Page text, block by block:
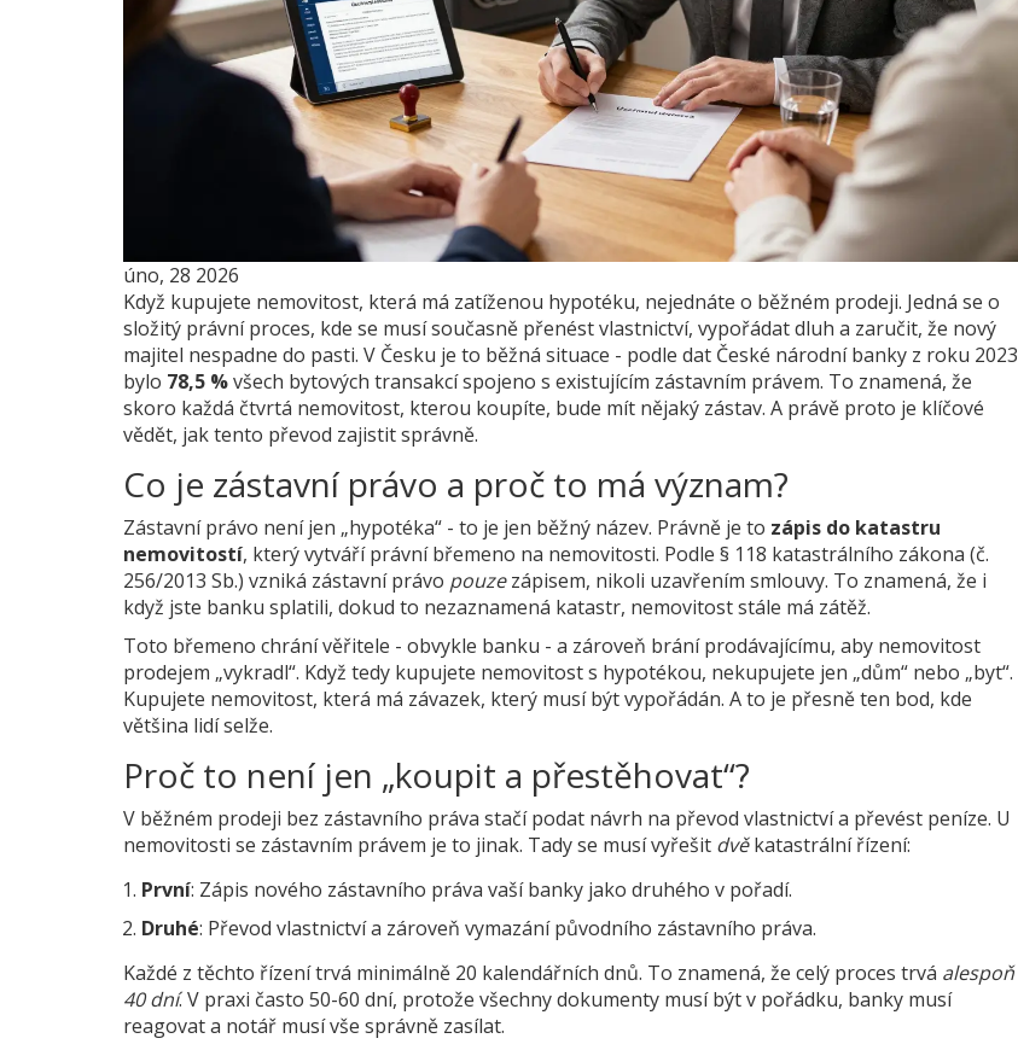
úno, 28 2026
Když kupujete nemovitost, která má zatíženou hypotéku, nejednáte o běžném prodeji. Jedná se o
složitý právní proces, kde se musí současně přenést vlastnictví, vypořádat dluh a zaručit, že nový
majitel nespadne do pasti. V Česku je to běžná situace - podle dat České národní banky z roku 2023
bylo 78,5 %všech bytových transakcí spojeno s existujícím zástavním právem. To znamená, že
skoro každá čtvrtá nemovitost, kterou koupíte, bude mít nějaký zástav. A právě proto je klíčové
vědět, jak tento převod zajistit správně.
Co je zástavní právo a proč to má význam?
Zástavní právo není jen „hypotéka“ - to je jen běžný název. Právně je to zápis do katastru
nemovitostí, který vytváří právní břemeno na nemovitosti. Podle § 118 katastrálního zákona (č.
256/2013 Sb.) vzniká zástavní právo pouzezápisem, nikoli uzavřením smlouvy. To znamená, že i
když jste banku splatili, dokud to nezaznamená katastr, nemovitost stále má zátěž.
Toto břemeno chrání věřitele - obvykle banku - a zároveň brání prodávajícímu, aby nemovitost
prodejem „vykradl“. Když tedy kupujete nemovitost s hypotékou, nekupujete jen „dům“ nebo „byt“.
Kupujete nemovitost, která má závazek, který musí být vypořádán. A to je přesně ten bod, kde
většina lidí selže.
Proč to není jen „koupit a přestěhovat“?
V běžném prodeji bez zástavního práva stačí podat návrh na převod vlastnictví a převést peníze. U
nemovitosti se zástavním právem je to jinak. Tady se musí vyřešit dvěkatastrální řízení:
První: Zápis nového zástavního práva vaší banky jako druhého v pořadí.
Druhé: Převod vlastnictví a zároveň vymazání původního zástavního práva.
Každé z těchto řízení trvá minimálně 20 kalendářních dnů. To znamená, že celý proces trvá alespoň
40 dní. V praxi často 50-60 dní, protože všechny dokumenty musí být v pořádku, banky musí
reagovat a notář musí vše správně zasílat.